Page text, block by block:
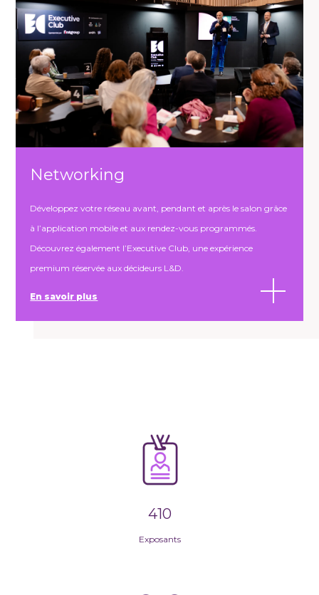
Networking
Développez votre réseau avant, pendant et après le salon grâce
à l’application mobile et aux rendez-vous programmés.
Découvrez également l’Executive Club, une expérience
premium réservée aux décideurs L&D.
En savoir plus
410
Exposants